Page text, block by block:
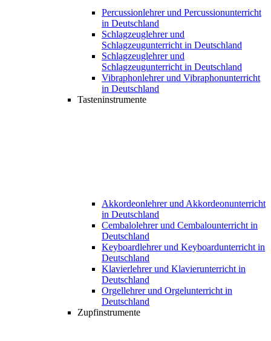
Percussionlehrer und Percussionunterricht
in Deutschland
Schlagzeuglehrer und
Schlagzeugunterricht in Deutschland
Schlagzeuglehrer und
Schlagzeugunterricht in Deutschland
Vibraphonlehrer und Vibraphonunterricht
in Deutschland
Tasteninstrumente
Akkordeonlehrer und Akkordeonunterricht
in Deutschland
Cembalolehrer und Cembalounterricht in
Deutschland
Keyboardlehrer und Keyboardunterricht in
Deutschland
Klavierlehrer und Klavierunterricht in
Deutschland
Orgellehrer und Orgelunterricht in
Deutschland
Zupfinstrumente